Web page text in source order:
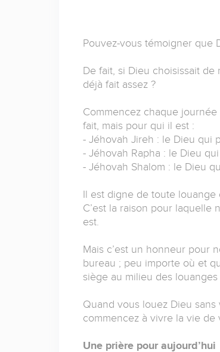
Pouvez-vous témoigner que
De fait, si Dieu choisissait
déjà fait assez ?
Commencez chaque
fait, mais pour qui il est :
- Jéhovah Jireh : le Dieu qui
- Jéhovah Rapha : le Dieu
- Jéhovah Shalom : le Dieu
Il est digne de toute louange
C’est la raison pour laquelle
est.
Mais c’est un honneur pour
bureau ; peu importe où et
siège au milieu des
Quand vous louez Dieu
commencez à vivre la vie de
Une prière pour aujourd’hui